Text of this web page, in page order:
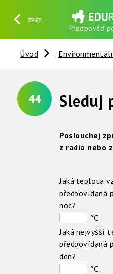
ZPĚT
Předpověď
HLEDAT
Úvod
44
Poslouchej
z radia nebo
Jaká teplota
předpovídaná
noc?
°C.
Jaká nejvyšší
předpovídaná
den?
°C.